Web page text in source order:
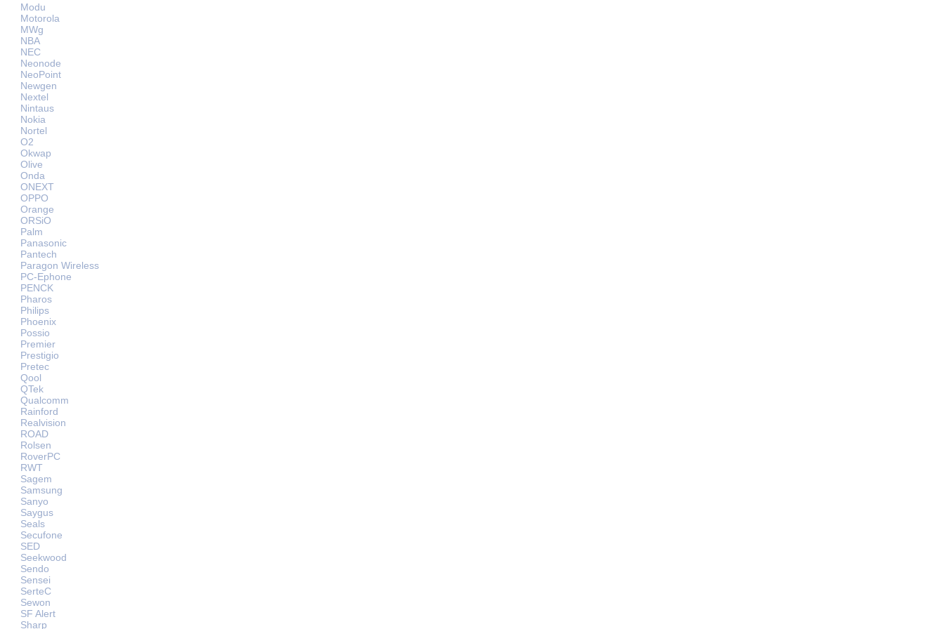
Modu
Motorola
MWg
NBA
NEC
Neonode
NeoPoint
Newgen
Nextel
Nintaus
Nokia
Nortel
O2
Okwap
Olive
Onda
ONEXT
OPPO
Orange
ORSiO
Palm
Panasonic
Pantech
Paragon Wireless
PC-Ephone
PENCK
Pharos
Philips
Phoenix
Possio
Premier
Prestigio
Pretec
Qool
QTek
Qualcomm
Rainford
Realvision
ROAD
Rolsen
RoverPC
RWT
Sagem
Samsung
Sanyo
Saygus
Seals
Secufone
SED
Seekwood
Sendo
Sensei
SerteC
Sewon
SF Alert
Sharp